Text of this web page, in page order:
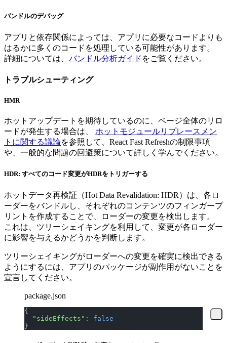
バンドルのデバッグ
アプリと依存関係によっては、アプリに必要なコードよりも
はるかに多くのコードを処理している可能性があります。
詳細については、 バンドル分析ガイド をご覧ください。
トラブルシューティング
HMR
ホットアップデートを期待しているのに、ページ全体のリロ
ードが発生する場合は、 ホットモジュールリプレースメン
トに関する議論を参照して、React Fast Refreshの制限事項
や、一般的な問題の回避策について詳しく学んでください。
HDR: すべてのコード変更がHDRをトリガーする
ホットデータ再検証（Hot Data Revalidation: HDR）は、各ロ
ーダーをバンドルし、それぞれのコンテンツのフィンガープ
リントを作成することで、ローダーの変更を検出します。
これは、ツリーシェイキングを利用して、変更が各ローダー
に影響を与えるかどうかを判断します。
ツリーシェイキングがローダーへの変更を確実に検出できる
ようにするには、アプリのパッケージが副作用がないことを
宣言してください。
package.json
{
  "sideEffects"
: false
}